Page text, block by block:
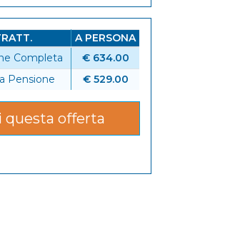
A PERSONA
Completa
€ 634.00
Pensione € 529.00
questa offerta